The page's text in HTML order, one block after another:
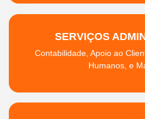
SERVIÇOS
Contabilidade, Apoio ao
Humanos, e